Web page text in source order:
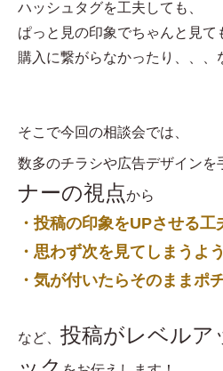
ハッシュタグを工夫しても、
ぱっと見の印象でちゃんと見て
購入に繋がらなかったり、、、
そこで今回の相談会では、
数多のチラシや広告デザインを
ナーの視点から
・投稿の印象をUPさせる工
・思わず次を見てしまうよ
・気が付いたらそのままポ
など、 投稿がレベルア